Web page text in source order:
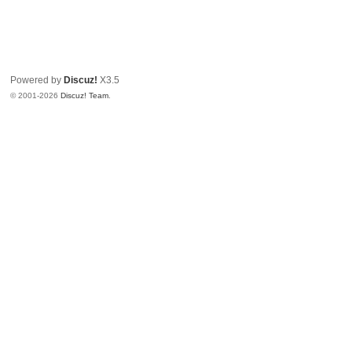
Powered by Discuz! X3.5
© 2001-2026Discuz! Team